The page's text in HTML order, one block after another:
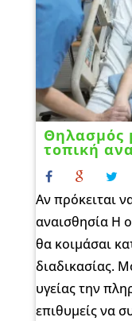
Θηλασμός
τοπική
Αν πρόκειται
αναισθησία Η
θα κοιμάσαι
διαδικασίας.
υγείας την
επιθυμείς να